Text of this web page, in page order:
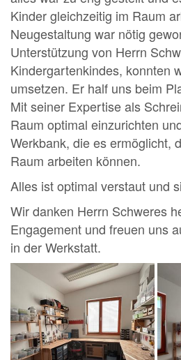
Kinder gleichzeitig im Raum
Neugestaltung war nötig
Unterstützung von Herrn
Kindergartenkindes, konnten
umsetzen. Er half uns beim
Mit seiner Expertise als
Raum optimal einzurichten
Werkbank, die es ermöglicht,
Raum arbeiten können.
Alles ist optimal verstaut und
Wir danken Herrn Schweres
Engagement und freuen uns
in der Werkstatt.